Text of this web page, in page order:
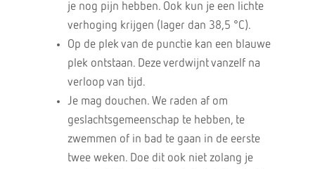
je nog pijn hebben. Ook kun je een lichte
verhoging krijgen (lager dan 38,5 °C).
Op de plek van de punctie kan een blauwe
plek ontstaan. Deze verdwijnt vanzelf na
verloop van tijd.
Je mag douchen. We raden af om
geslachtsgemeenschap te hebben, te
zwemmen of in bad te gaan in de eerste
twee weken. Doe dit ook niet zolang je